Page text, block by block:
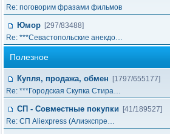
Re: поговорим фразами фильмов
Юмор [297/83488]
Re: ***Севастопольские анекдо…
Полезное
Купля, продажа, обмен
[1797/655177]
Re: ***Городская Скупка Стира…
СП - Совместные покупки
[41/189527]
Re: СП Aliexpress (Алиэкспре…